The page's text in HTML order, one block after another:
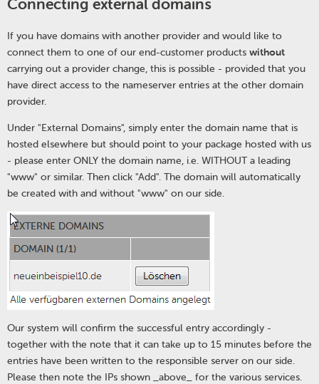
Connecting external domains
If you have domains with another provider and would like to
connect them to one of our end-customer products without
carrying out a provider change, this is possible - provided that you
have direct access to the nameserver entries at the other domain
provider.
Under "External Domains", simply enter the domain name that is
hosted elsewhere but should point to your package hosted with us
- please enter ONLY the domain name, i.e. WITHOUT a leading
"www" or similar. Then click "Add". The domain will automatically
be created with and without "www" on our side.
Our system will confirm the successful entry accordingly -
together with the note that it can take up to 15 minutes before the
entries have been written to the responsible server on our side.
Please then note the IPs shown _above_ for the various services.